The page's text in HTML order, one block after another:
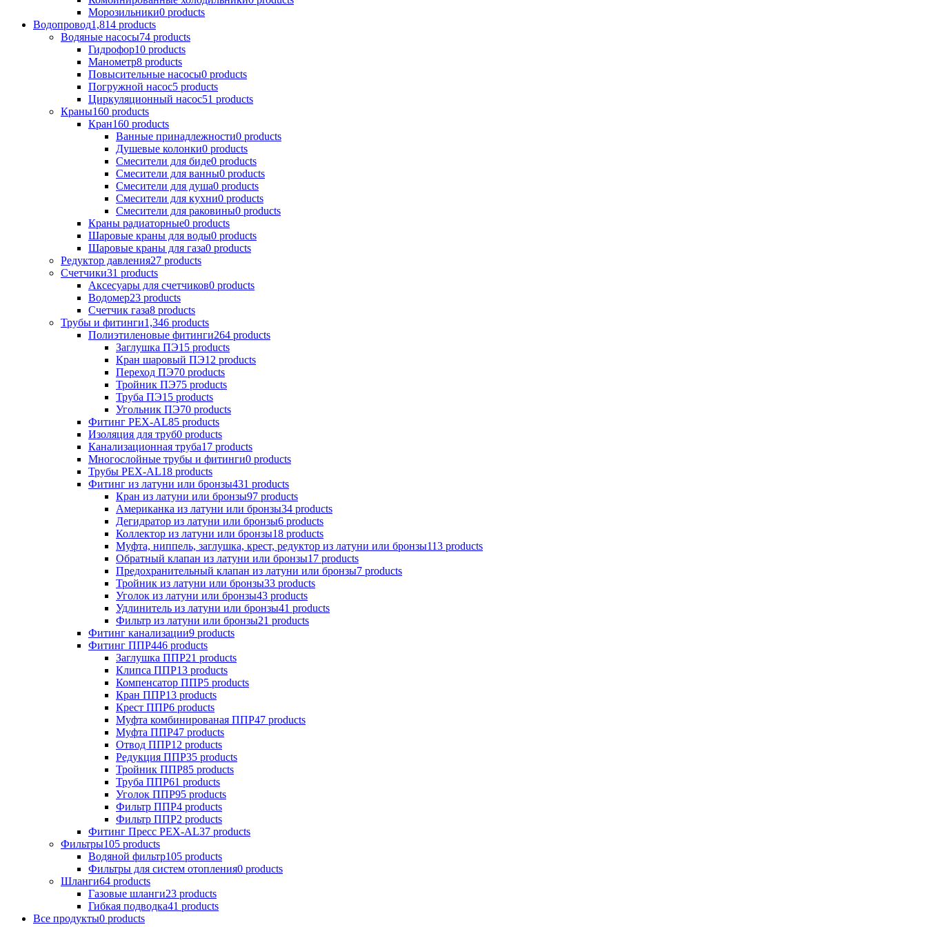
Морозильники0 products
Водопровод1,814 products
Водяные насосы74 products
Гидрофор10 products
Манометр8 products
Повысительные насосы0 products
Погружной насос5 products
Циркуляционный насос51 products
Краны160 products
Кран160 products
Ванные принадлежности0 products
Душевые колонки0 products
Смесители для биде0 products
Смесители для ванны0 products
Смесители для душа0 products
Смесители для кухни0 products
Смесители для раковины0 products
Краны радиаторные0 products
Шаровые краны для воды0 products
Шаровые краны для газа0 products
Редуктор давления27 products
Счетчики31 products
Аксесуары для счетчиков0 products
Водомер23 products
Счетчик газа8 products
Трубы и фитинги1,346 products
Полиэтиленовые фитинги264 products
Заглушка ПЭ15 products
Кран шаровый ПЭ12 products
Переход ПЭ70 products
Тройник ПЭ75 products
Труба ПЭ15 products
Угольник ПЭ70 products
Фитинг PEX-AL85 products
Изоляция для труб0 products
Канализационная труба17 products
Многослойные трубы и фитинги0 products
Трубы PEX-AL18 products
Фитинг из латуни или бронзы431 products
Кран из латуни или бронзы97 products
Американка из латуни или бронзы34 products
Дегидратор из латуни или бронзы6 products
Коллектор из латуни или бронзы18 products
Муфта, ниппель, заглушка, крест, редуктор из латуни или бронзы113 products
Обратный клапан из латуни или бронзы17 products
Предохранительный клапан из латуни или бронзы7 products
Тройник из латуни или бронзы33 products
Уголок из латуни или бронзы43 products
Удлинитель из латуни или бронзы41 products
Фильтр из латуни или бронзы21 products
Фитинг канализации9 products
Фитинг ППР446 products
Заглушка ППР21 products
Клипса ППР13 products
Компенсатор ППР5 products
Кран ППР13 products
Крест ППР6 products
Муфта комбинированая ППР47 products
Муфта ППР47 products
Отвод ППР12 products
Редукция ППР35 products
Тройник ППР85 products
Труба ППР61 products
Уголок ППР95 products
Фильтр ППР4 products
Фильтр ППР2 products
Фитинг Пресс PEX-AL37 products
Фильтры105 products
Водяной фильтр105 products
Фильтры для систем отопления0 products
Шланги64 products
Газовые шланги23 products
Гибкая подводка41 products
Все продукты0 products